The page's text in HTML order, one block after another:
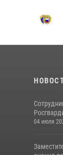
04 июля